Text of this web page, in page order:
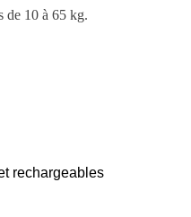
de 10 à 65 kg.
rechargeables